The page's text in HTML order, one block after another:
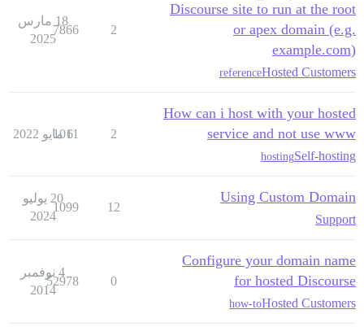
Discourse site to run at the root
or apex domain (e.g.
example.com)
Hosted Customers
reference
2
7866
18 مارس
2025
How can i host with your hosted
service and not use www
Self-hosting
hosting
2
1011
6 مايو 2022
Using Custom Domain
Support
12
1099
20 يوليو
2024
Configure your domain name
for hosted Discourse
Hosted Customers
how-to
0
52978
4 نوفمبر
2014